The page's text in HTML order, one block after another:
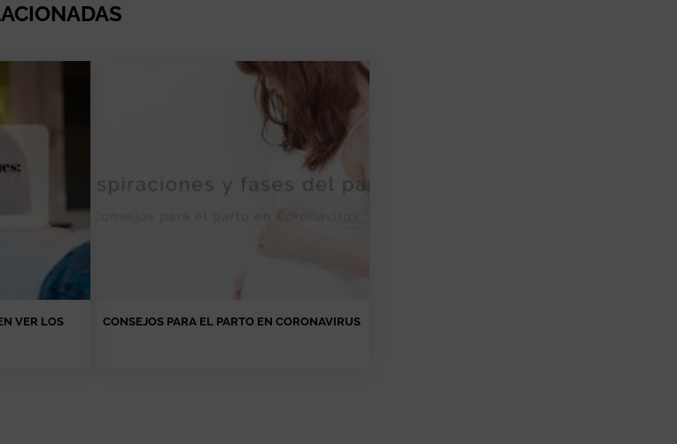
VER LOS
CONSEJOS PARA EL PARTO EN CORONAVIRUS